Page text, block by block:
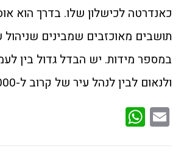
כאנדרטה לכישלון שלו. בדרך הוא
תושבים מאוכזבים שמבינים שניהול
במספר מידות. יש הבדל גדול בין
ולנאום לבין לנהל עיר של קרוב ל-70.000 תושבים.
Email